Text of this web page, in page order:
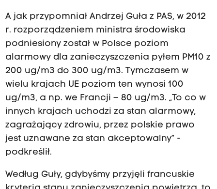
A jak przypomniał Andrzej Guła z PAS, w 2012
r. rozporządzeniem ministra środowiska
podniesiony został w Polsce poziom
alarmowy dla zanieczyszczenia pyłem PM10 z
200 ug/m3 do 300 ug/m3. Tymczasem w
wielu krajach UE poziom ten wynosi 100
ug/m3, a np. we Francji – 80 ug/m3. „To co w
innych krajach uchodzi za stan alarmowy,
zagrażający zdrowiu, przez polskie prawo
jest uznawane za stan akceptowalny” -
podkreślił.
Według Guły, gdybyśmy przyjęli francuskie